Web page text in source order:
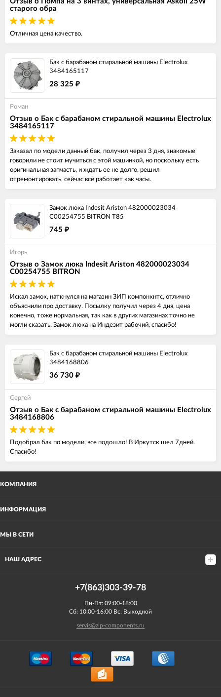
старого обра
Отличная цена качество.
Бак с барабаном стиральной машины Electrolux
3484165117
28 325 ₽
Роман
Отзыв о Бак с барабаном стиральной машины Electrolux
3484165117
Заказал по модели данный бак, получил через 3 дня, знакомые
говорили не стоит мучиться с этой машинкой, но поскольку есть
оригинальная запчасть, и ждать ее не долго, решил
отремонтировать, сейчас все работает как часы.
Замок люка Indesit Ariston 482000023034
C00254755 BITRON T85
745 ₽
Игорь
Отзыв о Замок люка Indesit Ariston 482000023034
C00254755 BITRON
Искал замок, наткнулся на магазин ЗИП компонкнтс, отлично
объяснили про доставку. Посылку получил через 4 дня, цена
конечно, тоже нормальная, так как в других магазинах точно не
могли сказать. Замок люка на Индезит рабочий, спасибо!
Бак с барабаном стиральной машины Electrolux
3484168806
36 730 ₽
Сергей
Отзыв о Бак с барабаном стиральной машины Electrolux
3484168806
Подобрал бак по модели, все подошло! В Иркутск шел 7дней.
Спасибо!
КОМПАНИЯ
ИНФОРМАЦИЯ
МЫ В СЕТИ
НАШ АДРЕС
+7(863)303-39-78
Пн-Пт: 09:00-18:00
Сб: 10:00-16:00 Вс: Выходной
servis@zip-components.ru